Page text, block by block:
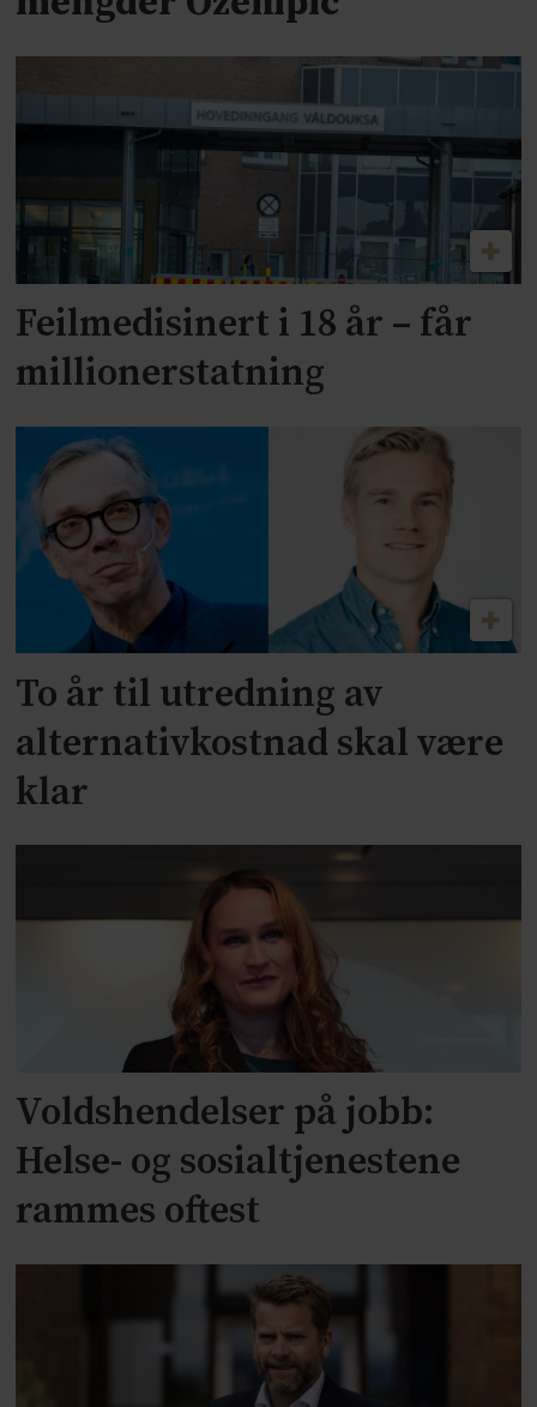
Feilmedisinert i 18 år – får
millionerstatning
To år til utredning av
alternativkostnad skal være
klar
Voldshendelser på jobb:
Helse- og sosialtjenestene
rammes oftest